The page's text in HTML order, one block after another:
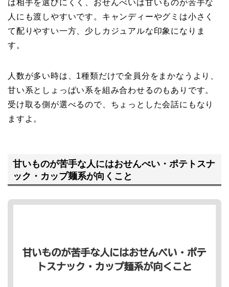
は相手を選びにくく、おせんべいは甘いものが苦手な
人にも渡しやすいです。キャンディーやグミは小さく
て配りやすい一方、少しカジュアルな印象になりま
す。
人数が多い時は、1種類だけで全員分をまかなうより、
甘い系としょっぱい系を組み合わせるのもありです。
受け取る側が選べるので、ちょっとした会話にもなり
ますよ。
甘いものが苦手な人にはおせんべい・ポテトスナ
ック・カップ麺系が向くこと